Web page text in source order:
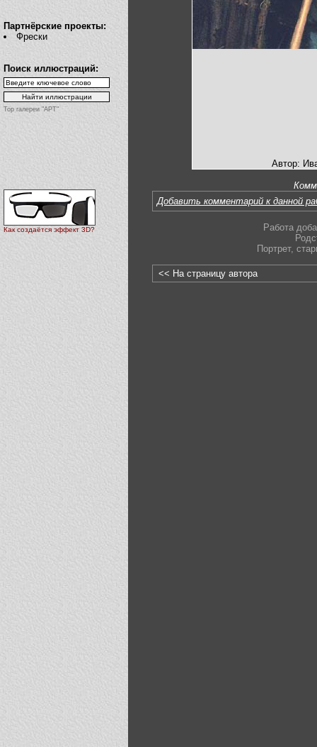
Партнёрские проекты:
Фрески
Поиск иллюстраций:
Top галереи "АРТ"
Как создаётся эффект 3D?
Автор:
Добавить комментарий к данной
Работа
Портрет,
<< На страницу автора